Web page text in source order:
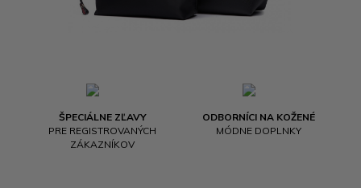
ŠPECIÁLNE ZĽAVY
PRE REGISTROVANÝCH
ZÁKAZNÍKOV
ODBORNÍCI NA KOŽENÉ
MÓDNE DOPLNKY